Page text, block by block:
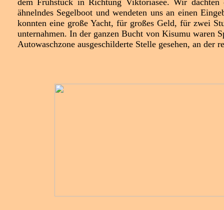
dem Frühstück in Richtung Viktoriasee. Wir
ähnelndes Segelboot und wendeten uns an einen
konnten eine große Yacht, für großes Geld, für zwei
unternahmen. In der ganzen Bucht von Kisumu waren
Autowaschzone ausgeschilderte Stelle gesehen, an der